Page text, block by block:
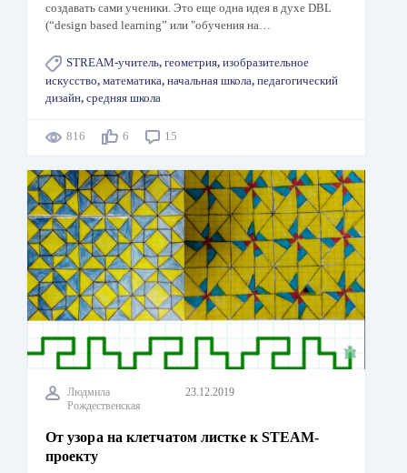
создавать сами ученики. Это еще одна идея в духе DBL
(“design based learning” или "обучения на…
STREAM-учитель, геометрия, изобразительное
искусство, математика, начальная школа, педагогический
дизайн, средняя школа
816 6 15
Людмила
Рождественская
23.12.2019
От узора на клетчатом листке к STEAM-
проекту